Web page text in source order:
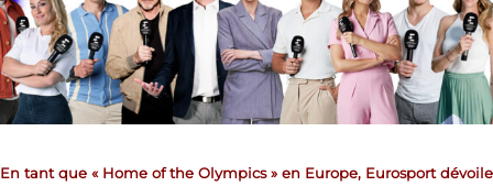
En tant que « Home of the Olympics » en Europe, Eurosport dévoile